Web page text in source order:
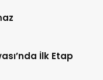
İlk Etap